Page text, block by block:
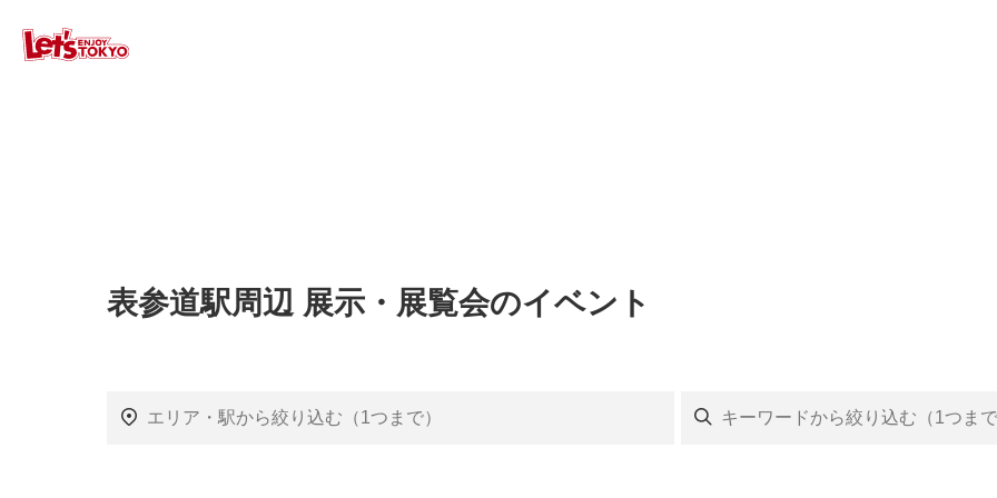
表参道駅周辺 展示・展覧会のイベント